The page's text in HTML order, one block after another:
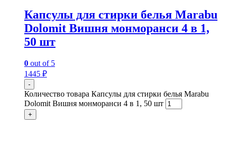
Капсулы для стирки белья Marabu
Dolomit Вишня монморанси 4 в 1,
50 шт
0 out of 5
1445 ₽
-
Количество товара Капсулы для стирки белья Marabu
Dolomit Вишня монморанси 4 в 1, 50 шт
+